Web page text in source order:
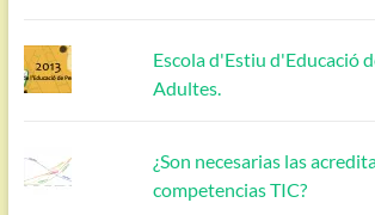
Escola d'Estiu d'Educació
Adultes.
¿Son necesarias las
competencias TIC?